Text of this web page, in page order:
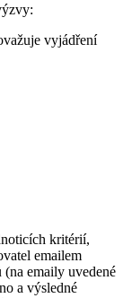
vyjádření
kritérií,
emailem
emaily uvedené
a výsledné